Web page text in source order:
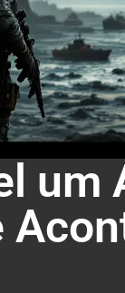
um